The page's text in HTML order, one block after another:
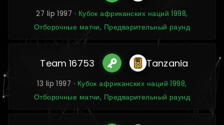
27 lip 1997 · Кубок африканских наций 1998,
Отборочные матчи, Предварительный раунд
Team 16753 Tanzania
13 lip 1997 · Кубок африканских наций 1998,
Отборочные матчи, Предварительный раунд